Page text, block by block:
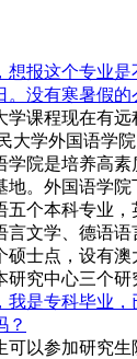
想报这个专业
。没有寒暑假的
学课程现在有
大学外国语学
学院是培养高
地。外国语学院
五个本科专业
言文学、德语语
硕士点，设有
究中心三个研
我是专科毕业
？
可以参加研究